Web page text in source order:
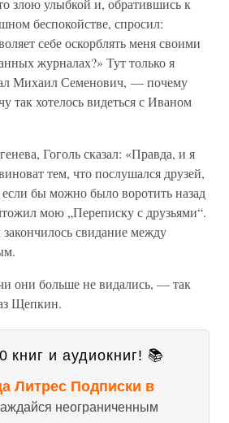
злою улыбкой и, обратившись к
беспокойстве, спросил:
себе оскорблять меня своими
журналах?» Тут только я
Михаил Семенович, — почему
так хотелось видеться с Иваном
Гоголь сказал: «Правда, и я
тем, что послушался друзей,
бы можно было воротить назад
мою „Переписку с друзьями“.
свидание между
они больше не видались, — так
Щепкин.
книг и аудиокниг! 📚
Литрес Подписки в
неограниченным